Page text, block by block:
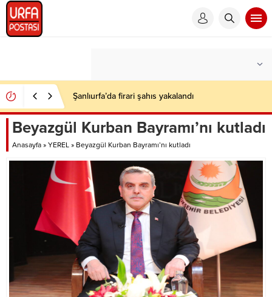
Şanlıurfa’da firari şahıs yakalandı
Beyazgül Kurban Bayramı’nı kutladı
Anasayfa » YEREL » Beyazgül Kurban Bayramı’nı kutladı